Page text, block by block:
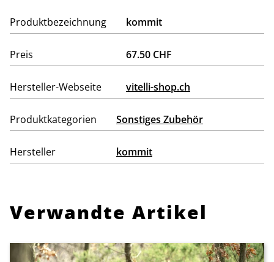
Produktbezeichnung kommit
Preis 67.50 CHF
Hersteller-Webseite vitelli-shop.ch
Produktkategorien Sonstiges Zubehör
Hersteller kommit
Verwandte Artikel